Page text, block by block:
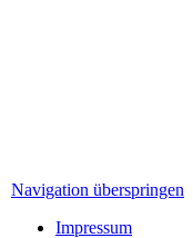
Navigation überspringen
Impressum